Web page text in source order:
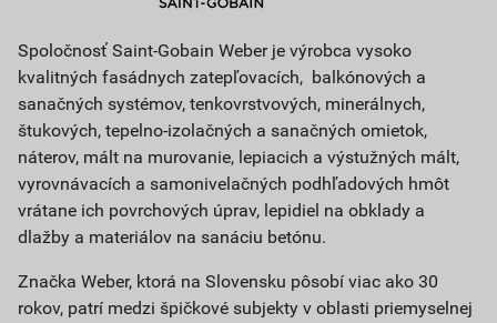
Spoločnosť Saint-Gobain Weber je výrobca vysoko
kvalitných fasádnych zatepľovacích, balkónových a
sanačných systémov, tenkovrstvových, minerálnych,
štukových, tepelno-izolačných a sanačných omietok,
náterov, mált na murovanie, lepiacich a výstužných mált,
vyrovnávacích a samonivelačných podhľadových hmôt
vrátane ich povrchových úprav, lepidiel na obklady a
dlažby a materiálov na sanáciu betónu.
Značka Weber, ktorá na Slovensku pôsobí viac ako 30
rokov, patrí medzi špičkové subjekty v oblasti priemyselnej